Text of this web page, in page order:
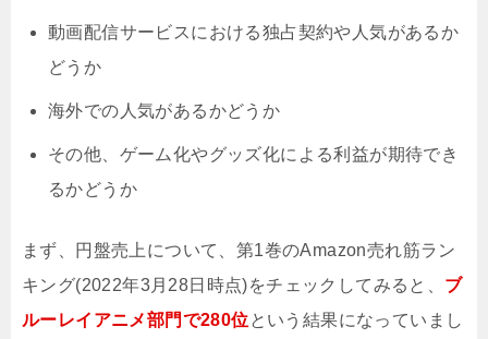
動画配信サービスにおける独占契約や人気があるか
どうか
海外での人気があるかどうか
その他、ゲーム化やグッズ化による利益が期待でき
るかどうか
まず、円盤売上について、第1巻のAmazon売れ筋ラン
キング(2022年3月28日時点)をチェックしてみると、 ブ
ルーレイアニメ部門で280位という結果になっていまし